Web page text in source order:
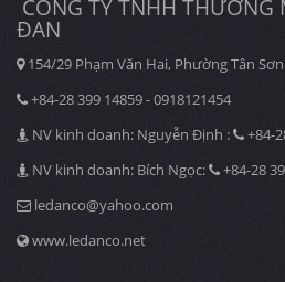
CÔNG TY TNHH THƯƠNG
ĐAN
154/29 Phạm Văn Hai, Phường Tân
+84-28 399 14859 - 0918121454
NV kinh doanh: Nguyễn Định :
+84-
NV kinh doanh: Bích Ngọc:
+84-28
ledanco@yahoo.com
www.ledanco.net